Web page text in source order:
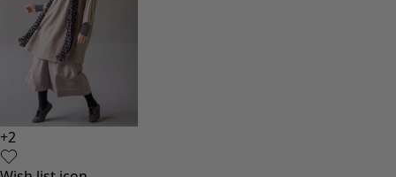
+2